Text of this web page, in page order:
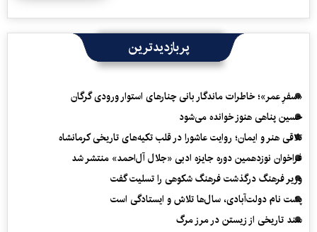
پربازدیدترین
«سفرِ عمر»؛ خاطرات ماندگار بانی چنارهای استوار ورودی گرگان
حسین پناهی هنوز خوانده می‌شود
تلاقی هنر و ایمان؛ روایت عاشورا در قلب تکیه‌های تاریخی کرمانشاه
فراخوان نوزدهمین دوره جایزه ادبی «جلال آل‌احمد» منتشر شد
وزیر فرهنگ درگذشت فرهنگ شکوهی را تسلیت گفت
پشت نام دولت‌آبادی، سال‌ها تلاش و ایستادگی است
سند تاریخی از زیستن در مرز مرگ